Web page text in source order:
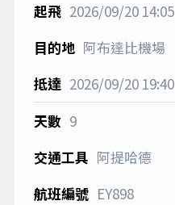
2026/09/2014:05
阿布達比機場
2026/09/2019:40
9
阿提哈德
EY898